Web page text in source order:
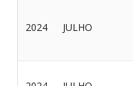
2024 JULHO